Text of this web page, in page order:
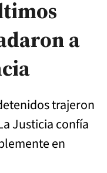
a
trajeron
Justicia confía
en